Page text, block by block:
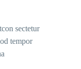
sectetur
tempor